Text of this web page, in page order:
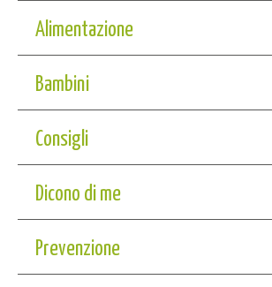
Alimentazione
Bambini
Consigli
Dicono di me
Prevenzione